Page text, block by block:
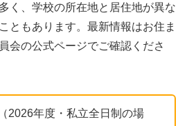
く、学校の所在地と居住地が異な
ともあります。最新情報はお住ま
会の公式ページでご確認くださ
2026年度・私立全日制の場